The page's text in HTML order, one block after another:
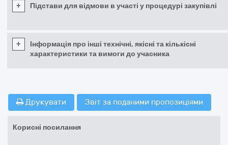
+ Підстави для відмови в участі у процедурі закупівлі
+
Інформація про інші технічні, якісні та кількісні
характеристики та вимоги до учасника
Друкувати Звіт за поданими пропозиціями
Корисні посилання